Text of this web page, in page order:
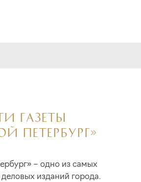
ГАЗЕТЫ
ПЕТЕРБУРГ»
– одно из самых
изданий города.